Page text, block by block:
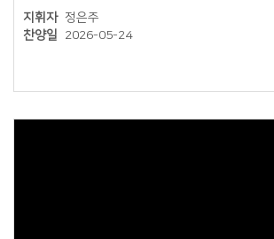
지휘자 정은주
찬양일
2026-05-24